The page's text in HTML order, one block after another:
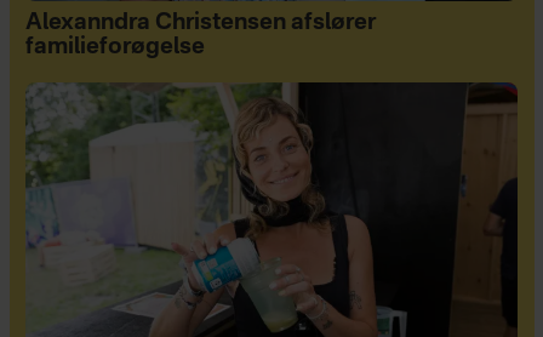
Alexanndra Christensen afslører
familieforøgelse